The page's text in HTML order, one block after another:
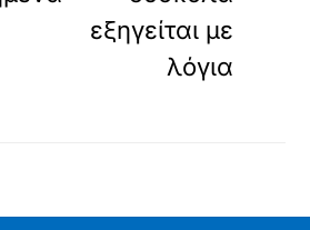
εξηγείται με
λόγια